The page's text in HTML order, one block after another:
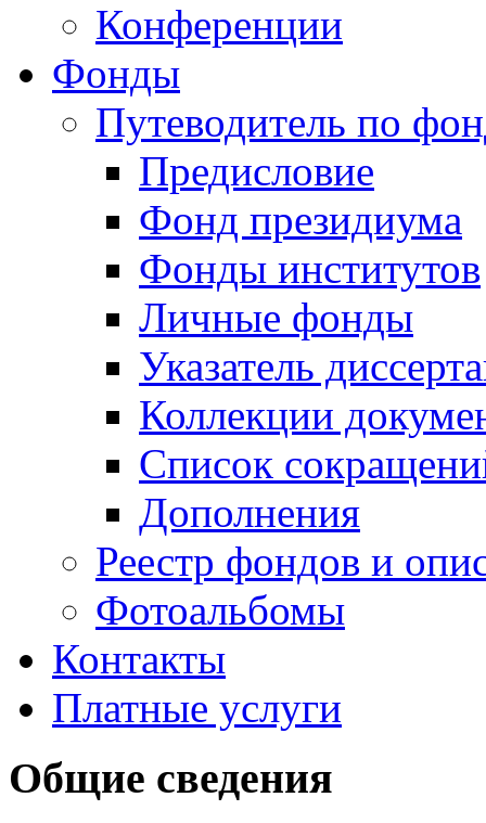
Конференции
Фонды
Путеводитель по
Предисловие
Фонд президиума
Фонды институтов
Личные фонды
Указатель
Коллекции
Список
Дополнения
Реестр фондов и
Фотоальбомы
Контакты
Платные услуги
Общие сведения